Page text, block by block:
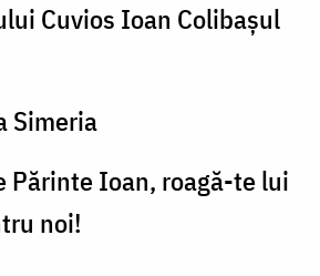
Cuvios Ioan Colibașul
Simeria
Părinte Ioan, roagă-te lui
noi!